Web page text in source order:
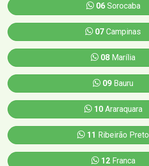
06Sorocaba
07 Campinas
08 Marília
09 Bauru
10Araraquara
11 Ribeirão Preto
12Franca